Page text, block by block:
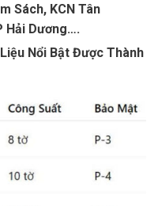
Sách, KCN Tân
Hải Dương….
Nổi Bật Được Thành